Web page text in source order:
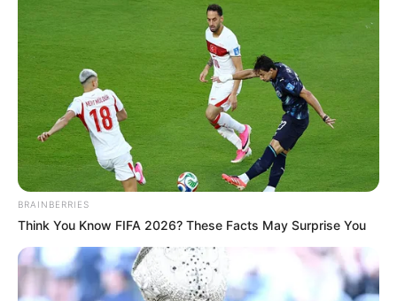
BRAINBERRIES
Think You Know FIFA 2026? These Facts May Surprise You